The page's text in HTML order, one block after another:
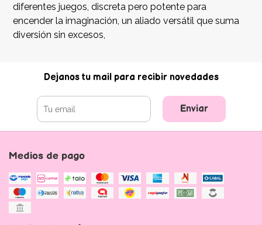
diferentes juegos, discreta pero potente para
encender la imaginación, un aliado versátil que suma
diversión sin excesos,
Dejanos tu mail para recibir novedades
Enviar
Medios de pago